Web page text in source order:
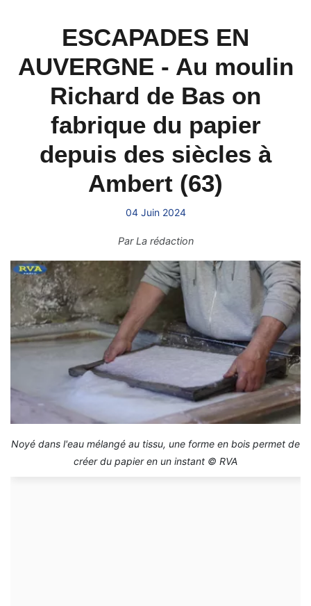
ESCAPADES EN
AUVERGNE - Au moulin
Richard de Bas on
fabrique du papier
depuis des siècles à
Ambert (63)
04 Juin 2024
ParLa rédaction
Noyé dans l'eau mélangé au tissu, une forme en bois permet de
créer du papier en un instant © RVA